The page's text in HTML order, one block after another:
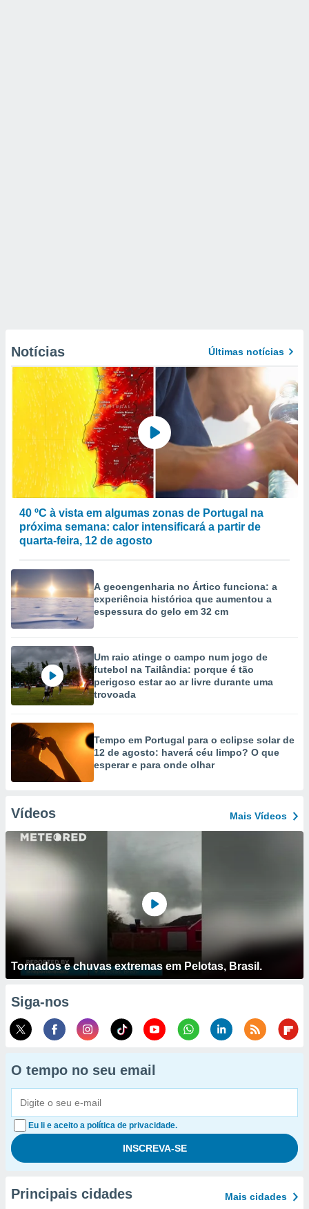
Notícias Últimas notícias
40 ºC à vista em algumas zonas de Portugal na
próxima semana: calor intensificará a partir de
quarta-feira, 12 de agosto
A geoengenharia no Ártico funciona: a
experiência histórica que aumentou a
espessura do gelo em 32 cm
Um raio atinge o campo num jogo de
futebol na Tailândia: porque é tão
perigoso estar ao ar livre durante uma
trovoada
Tempo em Portugal para o eclipse solar de
12 de agosto: haverá céu limpo? O que
esperar e para onde olhar
Vídeos Mais Vídeos
Tornados e chuvas extremas em Pelotas, Brasil.
Siga-nos
O tempo no seu email
Eu li e aceito a política de privacidade.
Principais cidades Mais cidades